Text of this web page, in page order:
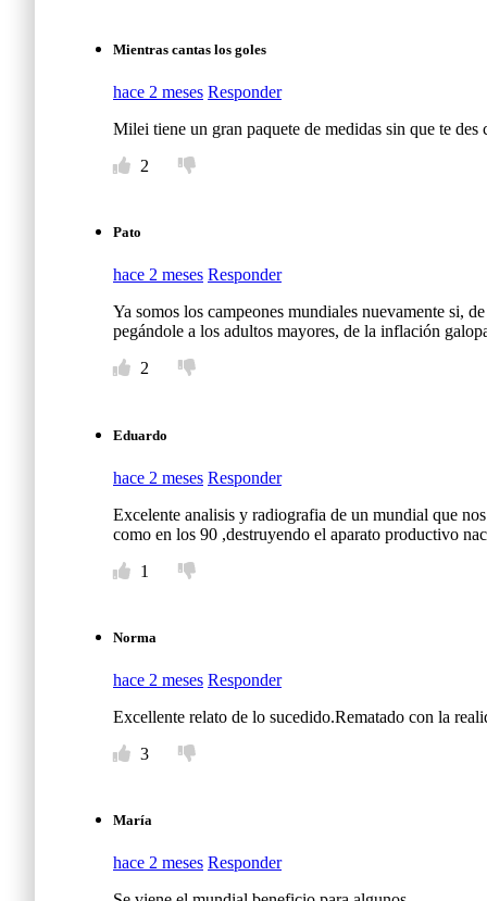
Mientras cantas los goles
hace 2 meses Responder
Milei tiene un gran paquete de medidas sin que te des
2
Pato
hace 2 meses Responder
Ya somos los campeones mundiales nuevamente si,
pegándole a los adultos mayores, de la inflación
2
Eduardo
hace 2 meses Responder
Excelente analisis y radiografia de un mundial que
como en los 90 ,destruyendo el aparato productivo
1
Norma
hace 2 meses Responder
Excellente relato de lo sucedido.Rematado con la
3
María
hace 2 meses Responder